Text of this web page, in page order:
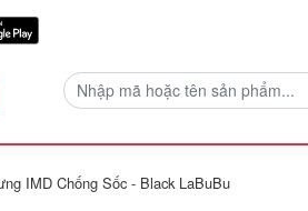
IMD Chống Sốc - Black LaBuBu